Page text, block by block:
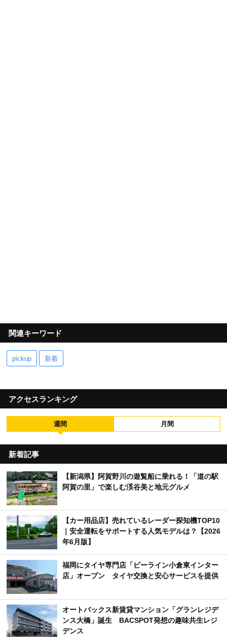
関連キーワード
pickup 新着
アクセスランキング
週間 月間
新着記事
【新潟県】阿賀野川の遊覧船に乗れる！「道の駅
阿賀の里」で楽しむ渓谷美と地元グルメ
【カー用品店】売れているレーダー探知機TOP10
｜安全運転をサポートする人気モデルは？【2026
年6月版】
福岡にタイヤ専門店「ビーライン小倉東インター
店」オープン タイヤ交換と安心サービスを提供
オートバックス新賃貸マンション「グランレジデ
ンス大橋」誕生 BACSPOT発想の趣味共生レジ
デンス